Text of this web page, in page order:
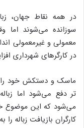
در همه نقاط جهان،
سوزانده می‌شوند
معمولی و غیرمعمولی
در کارگرهای شهرداری
ماسک و دستکش خود را
تر دفع می‌شود اما
می‌شود که این موضوع
کارگران بازیافت زباله را